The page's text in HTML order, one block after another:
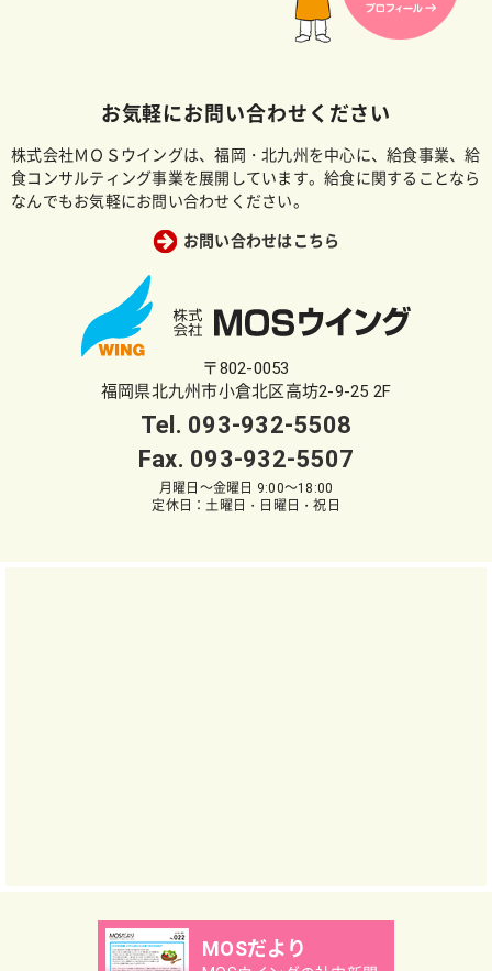
お気軽にお問い合わせください
株式会社ＭＯＳウイングは、福岡・北九州を中心に、給食事業、給
食コンサルティング事業を展開しています。給食に関することなら
なんでもお気軽にお問い合わせください。
お問い合わせはこちら
〒802-0053
福岡県北九州市小倉北区高坊2-9-25 2F
Tel. 093-932-5508
Fax. 093-932-5507
月曜日～金曜日 9:00～18:00
定休日：土曜日・日曜日・祝日
MOSだより